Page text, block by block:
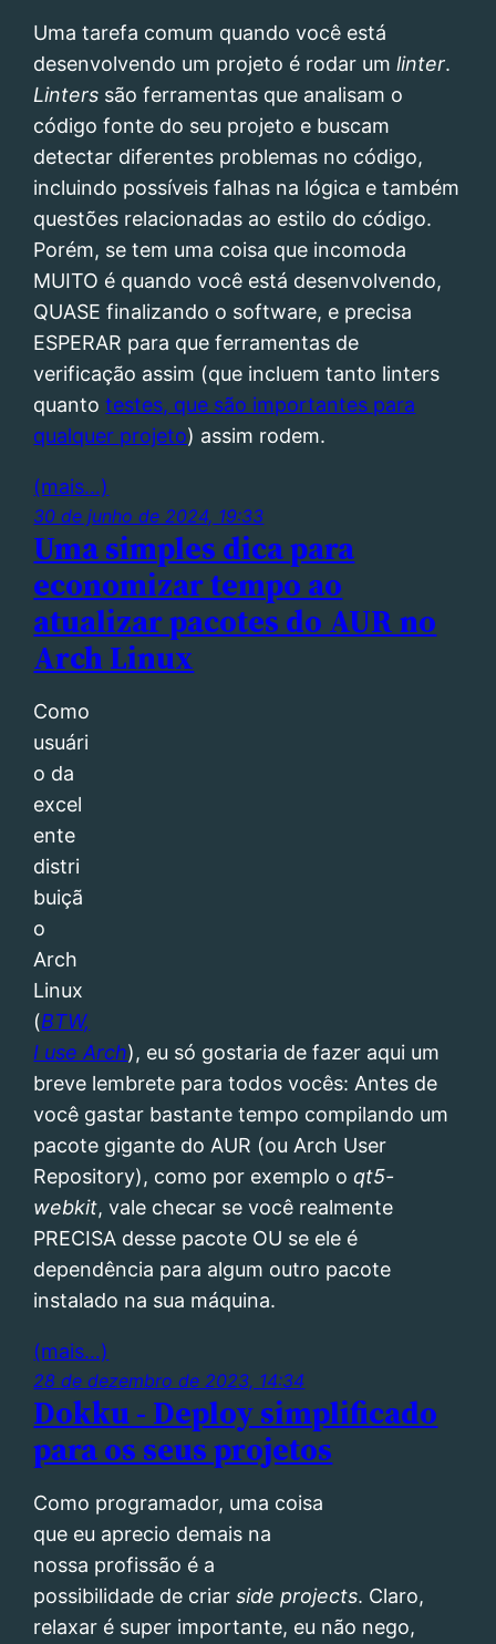
Uma tarefa comum quando você está
desenvolvendo um projeto é rodar umlinter.
Linters são ferramentas que analisam o
código fonte do seu projeto e buscam
detectar diferentes problemas no código,
incluindo possíveis falhas na lógica e também
questões relacionadas ao estilo do código.
Porém, se tem uma coisa que incomoda
MUITO é quando você está desenvolvendo,
QUASE finalizando o software, e precisa
ESPERAR para que ferramentas de
verificação assim (que incluem tanto linters
quantotestes, que são importantes para
qualquer projeto) assim rodem.
(mais…)
30 de junho de 2024, 19:33
Uma simples dica para
economizar tempo ao
atualizar pacotes do AUR no
Arch Linux
Como
usuári
o da
excel
ente
distri
buiçã
o
Arch
Linux
(BTW,
I use Arch), eu só gostaria de fazer aqui um
breve lembrete para todos vocês: Antes de
você gastar bastante tempo compilando um
pacote gigante do AUR (ou Arch User
Repository), como por exemplo oqt5-
webkit, vale checar se você realmente
PRECISA desse pacote OU se ele é
dependência para algum outro pacote
instalado na sua máquina.
(mais…)
28 de dezembro de 2023, 14:34
Dokku - Deploy simplificado
para os seus projetos
Como programador, uma coisa
que eu aprecio demais na
nossa profissão é a
possibilidade de criarside projects. Claro,
relaxar é super importante, eu não nego,